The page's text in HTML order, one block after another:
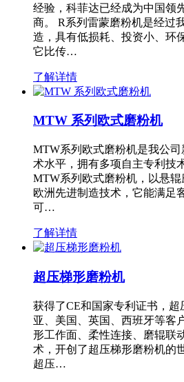
经验，科菲达已经成为中国领
商。 R系列雷蒙磨粉机是经过
造，具有低损耗、投资小、环
它比传…
了解详情
MTW 系列欧式磨粉机
MTW系列欧式磨粉机是我公
术水平，拥有多项自主专利技
MTW系列欧式磨粉机，以悬辊
欧洲先进制造技术，它能满足
可…
了解详情
超压梯形磨粉机
获得了CE和国家专利证书，超
亚、美国、英国、西班牙等客
形工作面、柔性连接、磨辊联
术，开创了超压梯形磨粉机的
超压…